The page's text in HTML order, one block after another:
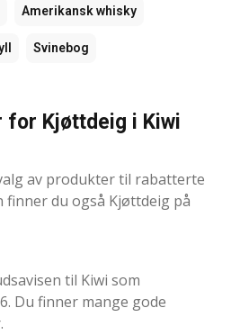
Amerikansk whisky
Svinebog
for Kjøttdeig i Kiwi
av produkter til rabatterte
finner du også Kjøttdeig på
til Kiwi som
Du finner mange gode